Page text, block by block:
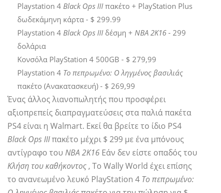
Playstation 4 Black Ops III πακέτο + PlayStation Plus
δωδεκάμηνη κάρτα - $ 299.99
Playstation 4 Black Ops III δέσμη + ΝΒΑ 2Κ16 - 299
δολάρια
Κονσόλα PlayStation 4 500GB - $ 279,99
Playstation 4 Το πεπρωμένο: Ο ληγμένος βασιλιάς
πακέτο (Ανακατασκευή) - $ 269,99
Ένας άλλος λιανοπωλητής που προσφέρει
αξιοπρεπείς διαπραγματεύσεις στα παλιά πακέτα
PS4 είναι η Walmart. Εκεί θα βρείτε το ίδιο PS4
Black Ops IIIπακέτο μέχρι $ 299 με ένα μπόνους
αντίγραφο του ΝΒΑ 2Κ16 Εάν δεν είστε οπαδός του
Κλήση του καθήκοντος , Το Wally World έχει επίσης
το ανανεωμένο λευκό PlayStation 4 Το πεπρωμένο: